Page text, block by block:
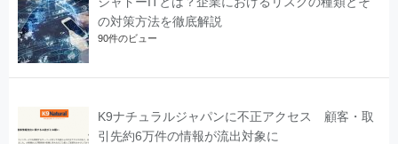
の対策方法を徹底解説
90件のビュー
K9ナチュラルジャパンに不正アクセス 顧客・取
引先約6万件の情報が流出対象に